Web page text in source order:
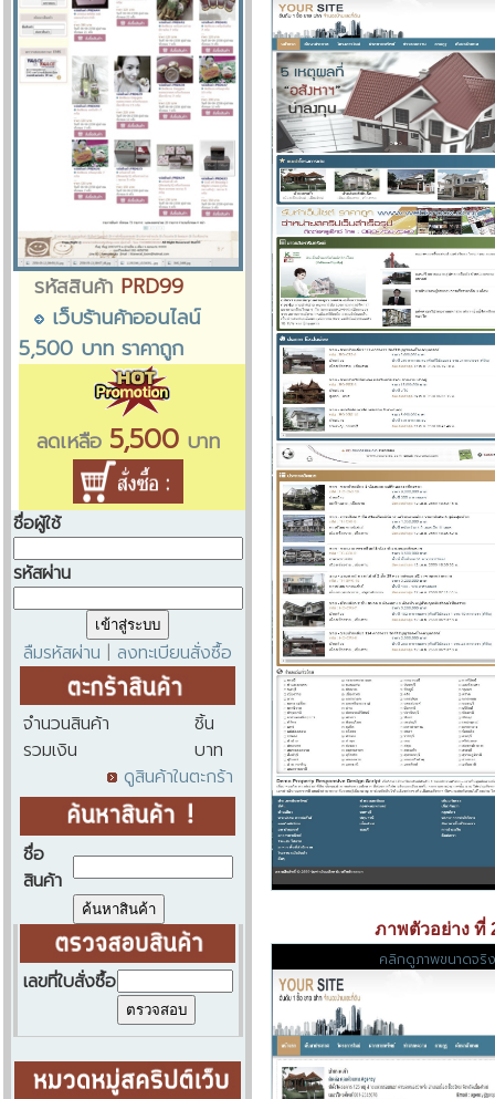
รหัสสินค้า PRD99
เว็บร้านค้าออนไลน์
5,500 บาท ราคาถูก
ลดเหลือ 5,500บาท
ชื่อผู้ใช้
รหัสผ่าน
ลืมรหัสผ่าน ลงทะเบียนสั่งซื้อ
จำนวนสินค้า
ชิ้น
รวมเงิน
บาท
ดูสินค้าในตะกร้า
ชื่อ
สินค้า
เลขที่ใบสั่งซื้อ
ภาพตัวอย่าง ที่
คลิกดูภาพขนาดจริง